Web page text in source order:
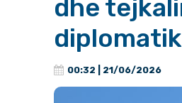
dhe
00:32 | 21/06/2026